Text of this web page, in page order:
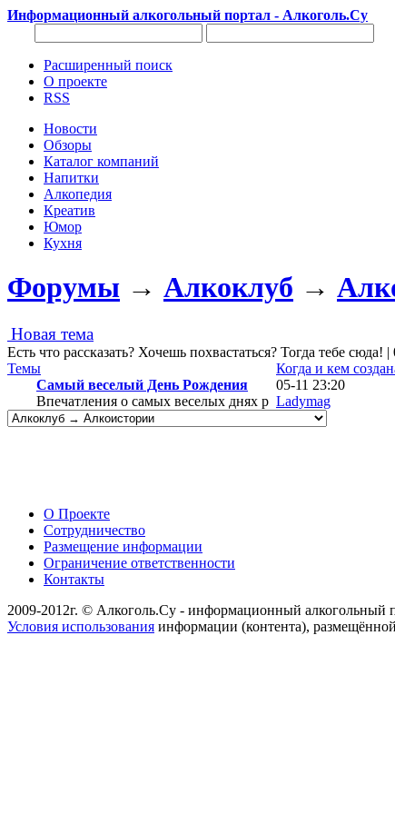
Информационный алкогольный портал - Алкоголь.Су
Расширенный поиск
О проекте
RSS
Новости
Обзоры
Каталог компаний
Напитки
Алкопедия
Креатив
Юмор
Кухня
Форумы → Алкоклуб →
Новая тема
Есть что рассказать? Хочешь похвастаться? Тогда тебе
Темы
Когда и кем
Самый веселый День Рождения
Впечатления о самых веселых днях р
05-11 23:20
Ladymag
О Проекте
Сотрудничество
Размещение информации
Ограничение ответственности
Контакты
2009-2012г. © Алкоголь.Су - информационный алкогольный
Условия использования информации (контента),